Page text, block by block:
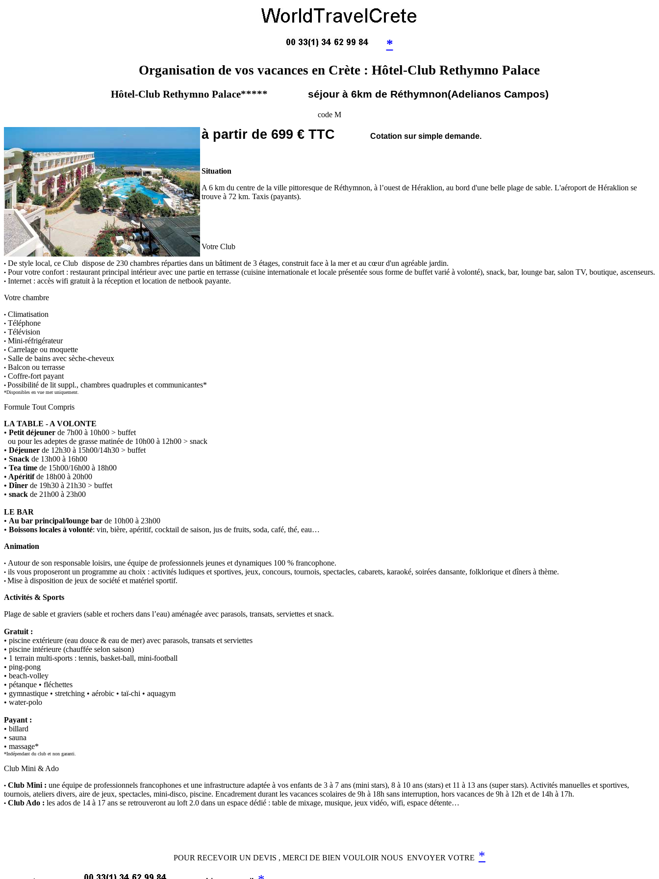
*
Organisation de vos vacances en Crète : Hôtel-Club Rethymno Palace
Hôtel-Club Rethymno Palace***** séjour à 6km de Réthymnon(Adelianos Campos)
code M
à partir de 699 € TTC Cotation sur simple demande.
Situation
A 6 km du centre de la ville pittoresque de Réthymnon, à l’ouest de Héraklion, au bord d'une belle plage de sable. L'aéroport de Héraklion se
trouve à 72 km. Taxis (payants).
Votre Club
• De style local, ce Club dispose de 230 chambres réparties dans un bâtiment de 3 étages, construit face à la mer et au cœur d'un agréable jardin.
• Pour votre confort : restaurant principal intérieur avec une partie en terrasse (cuisine internationale et locale présentée sous forme de buffet varié à volonté), snack, bar, lounge bar, salon TV, boutique, ascenseurs.
• Internet : accès wifi gratuit à la réception et location de netbook payante.
Votre chambre
• Climatisation
• Téléphone
• Télévision
• Mini-réfrigérateur
• Carrelage ou moquette
• Salle de bains avec sèche-cheveux
• Balcon ou terrasse
• Coffre-fort payant
• Possibilité de lit suppl., chambres quadruples et communicantes*
*Disponibles en vue mer uniquement.
Formule Tout Compris
LA TABLE - A VOLONTE
• Petit déjeuner de 7h00 à 10h00 > buffet
ou pour les adeptes de grasse matinée de 10h00 à 12h00 > snack
• Déjeuner de 12h30 à 15h00/14h30 > buffet
• Snack de 13h00 à 16h00
• Tea time de 15h00/16h00 à 18h00
• Apéritifde 18h00 à 20h00
• Dîner de 19h30 à 21h30 > buffet
• snack de 21h00 à 23h00
LE BAR
• Au bar principal/lounge bar de 10h00 à 23h00
• Boissons locales à volonté: vin, bière, apéritif, cocktail de saison, jus de fruits, soda, café, thé, eau…
Animation
• Autour de son responsable loisirs, une équipe de professionnels jeunes et dynamiques 100 % francophone.
• ils vous proposeront un programme au choix : activités ludiques et sportives, jeux, concours, tournois, spectacles, cabarets, karaoké, soirées dansante, folklorique et dîners à thème.
• Mise à disposition de jeux de société et matériel sportif.
Activités & Sports
Plage de sable et graviers (sable et rochers dans l’eau) aménagée avec parasols, transats, serviettes et snack.
Gratuit :
• piscine extérieure (eau douce & eau de mer) avec parasols, transats et serviettes
• piscine intérieure (chauffée selon saison)
• 1 terrain multi-sports : tennis, basket-ball, mini-football
• ping-pong
• beach-volley
• pétanque • fléchettes
• gymnastique • stretching • aérobic • taï-chi • aquagym
• water-polo
Payant :
• billard
• sauna
• massage*
*Indépendant du club et non garanti.
Club Mini & Ado
• Club Mini : une équipe de professionnels francophones et une infrastructure adaptée à vos enfants de 3 à 7 ans (mini stars), 8 à 10 ans (stars) et 11 à 13 ans (super stars). Activités manuelles et sportives,
tournois, ateliers divers, aire de jeux, spectacles, mini-disco, piscine. Encadrement durant les vacances scolaires de 9h à 18h sans interruption, hors vacances de 9h à 12h et de 14h à 17h.
• Club Ado : les ados de 14 à 17 ans se retrouveront au loft 2.0 dans un espace dédié : table de mixage, musique, jeux vidéo, wifi, espace détente…
POUR RECEVOIR UN DEVIS , MERCI DE BIEN VOULOIR NOUS ENVOYER VOTRE *